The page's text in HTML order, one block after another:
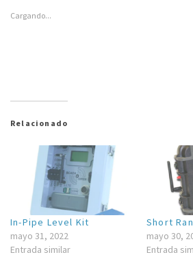
Vision Cam
Cargando...
Relacionado
In-Pipe Level Kit
mayo 31, 2022
Entrada similar
Short
mayo 30,
Entrada